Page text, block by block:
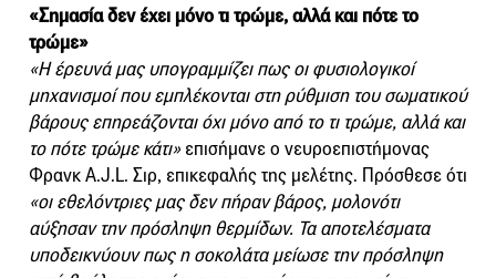
«Σημασία δεν έχει μόνο τι τρώμε, αλλά και πότε το
τρώμε»
«Η έρευνά μας υπογραμμίζει πως οι φυσιολογικοί
μηχανισμοί που εμπλέκονται στη ρύθμιση του σωματικού
βάρους επηρεάζονται όχι μόνο από το τι τρώμε, αλλά και
το πότε τρώμε κάτι» επισήμανε ο νευροεπιστήμονας
Φρανκ A.J.L. Σιρ, επικεφαλής της μελέτης. Πρόσθεσε ότι
«οι εθελόντριες μας δεν πήραν βάρος, μολονότι
αύξησαν την πρόσληψη θερμίδων. Τα αποτελέσματα
υποδεικνύουν πως η σοκολάτα μείωσε την πρόσληψη